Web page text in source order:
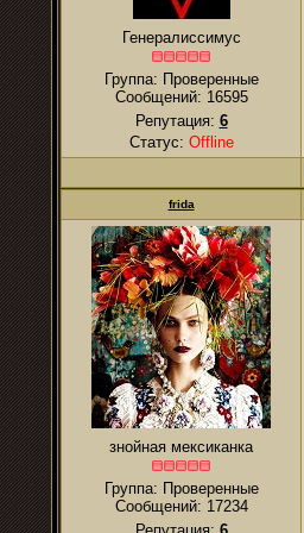
Генералиссимус
Группа: Проверенные
Сообщений: 16595
Репутация: 6
Статус: Offline
frida
знойная мексиканка
Группа: Проверенные
Сообщений: 17234